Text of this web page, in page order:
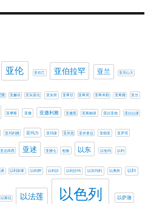
亚伦 亚伯兰 亚伯拉罕 亚兰 亚历山大
雅 亚嫩谷 亚实基伦 亚实突 亚希甘 亚希突 亚希米勒 亚希雅 亚当
亚摩斯 亚撒 亚撒利雅 亚撒黑 亚斯她录 亚比亚他 亚比以谢
亚玛利雅 亚玛力 亚玛谢 亚米忽 亚米拿达 亚细亚 亚罗珥
亚达薛西 亚述 亚雅仑 他施 以东 以他玛 以利
谢 以利加拿 以利押 以利沙 以利沙玛 以实玛利 以弗所 以扫
以斯拉 以法莲 以色列 以萨迦